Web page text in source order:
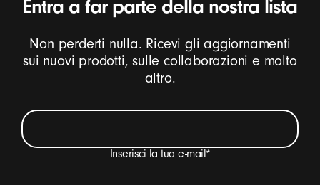
Entra a far parte della nostra lista
Non perderti nulla. Ricevi gli aggiornamenti
sui nuovi prodotti, sulle collaborazioni e molto
altro.
Inserisci la tua e-mail *